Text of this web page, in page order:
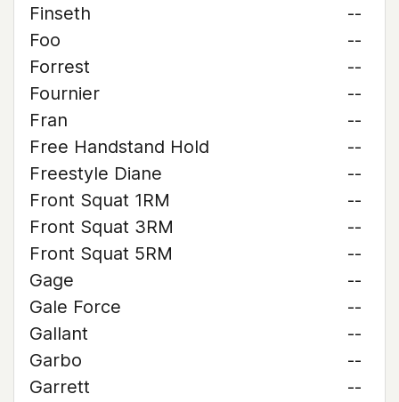
Finseth
--
Foo
--
Forrest
--
Fournier
--
Fran
--
Free Handstand Hold
--
Freestyle Diane
--
Front Squat 1RM
--
Front Squat 3RM
--
Front Squat 5RM
--
Gage
--
Gale Force
--
Gallant
--
Garbo
--
Garrett
--